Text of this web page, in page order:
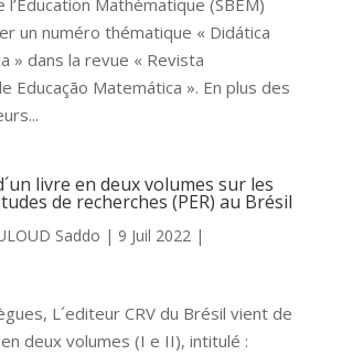
l’Éducation Mathématique (SBEM)
un numéro thématique « Didática
» dans la revue « Revista
Educação Matemática ». En plus des
livre en deux volumes sur les
de recherches (PER) au Brésil
Saddo | 9 Juil 2022|
L´editeur CRV du Brésil vient de
deux volumes (I e II), intitulé :